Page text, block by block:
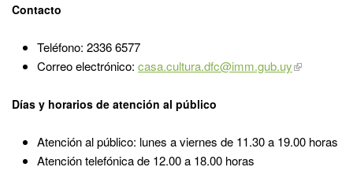
Contacto
Teléfono: 2336 6577
Correo electrónico: casa.cultura.dfc@imm.gub.uy
Días y horarios de atención al público
Atención al público: lunes a viernes de 11.30 a 19.00 horas
Atención telefónica de 12.00 a 18.00 horas